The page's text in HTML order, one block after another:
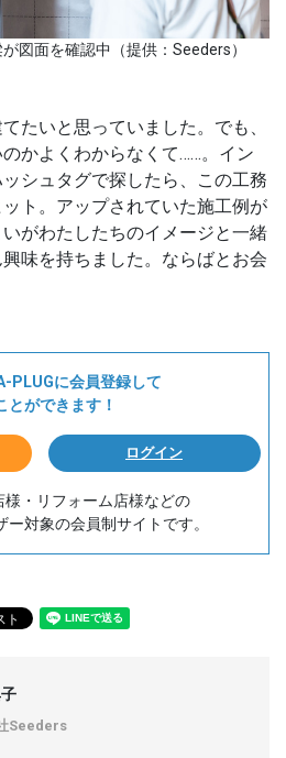
図面を確認中（提供：Seeders）
たいと思っていました。でも、
かよくわからなくて……。イン
シュタグで探したら、この工務
ト。アップされていた施工例が
がわたしたちのイメージと一緒
味を持ちました。ならばとお会
PLUGに会員登録して
とができます！
ログイン
様・リフォーム店様などの
対象の会員制サイトです。
Seeders